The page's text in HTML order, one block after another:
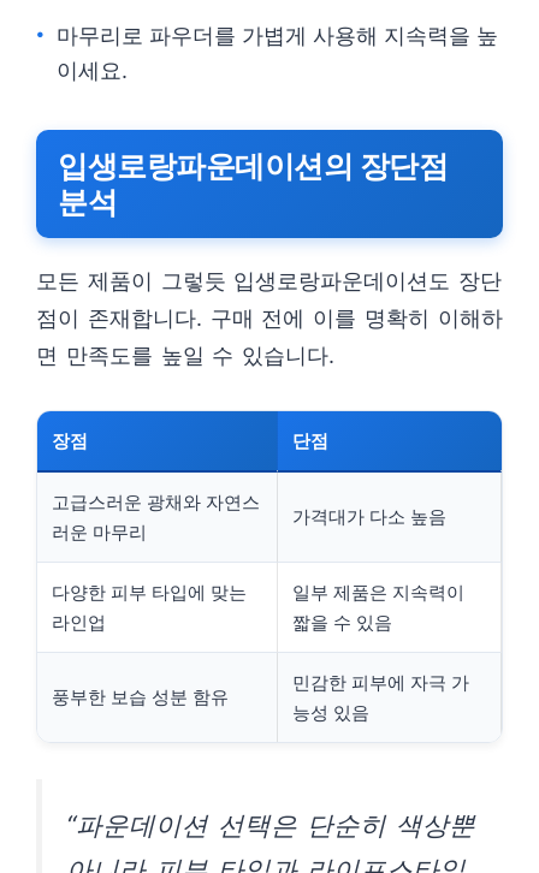
마무리로 파우더를 가볍게 사용해 지속력을 높
이세요.
입생로랑파운데이션의 장단점
분석
모든 제품이 그렇듯 입생로랑파운데이션도 장단
점이 존재합니다. 구매 전에 이를 명확히 이해하
면 만족도를 높일 수 있습니다.
장점 단점
고급스러운 광채와 자연스
러운 마무리
가격대가 다소 높음
다양한 피부 타입에 맞는
라인업
일부 제품은 지속력이
짧을 수 있음
풍부한 보습 성분 함유
민감한 피부에 자극 가
능성 있음
“파운데이션 선택은 단순히 색상뿐